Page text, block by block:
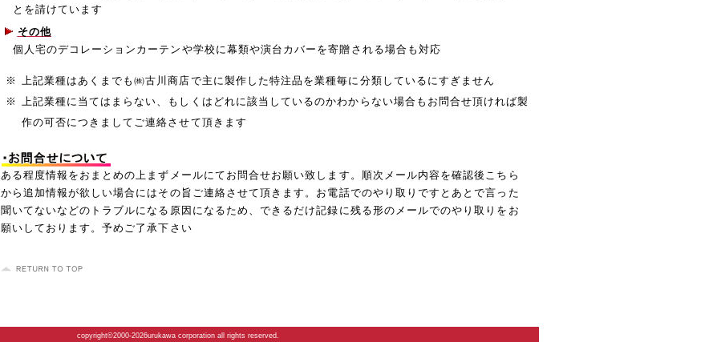
とを請けています
その他
個人宅のデコレーションカーテンや学校に幕類や演台カバーを寄贈される場合も対応
※ 上記業種はあくまでも㈱古川商店で主に製作した特注品を業種毎に分類しているにすぎません
※ 上記業種に当てはまらない、もしくはどれに該当しているのかわからない場合もお問合せ頂ければ製
作の可否につきましてご連絡させて頂きます
ある程度情報をおまとめの上まずメールにてお問合せお願い致します。順次メール内容を確認後こちら
から追加情報が欲しい場合にはその旨ご連絡させて頂きます。お電話でのやり取りですとあとで言った
聞いてないなどのトラブルになる原因になるため、できるだけ記録に残る形のメールでのやり取りをお
願いしております。予めご了承下さい
copyright©2000-2026urukawa corporation all rights reserved.